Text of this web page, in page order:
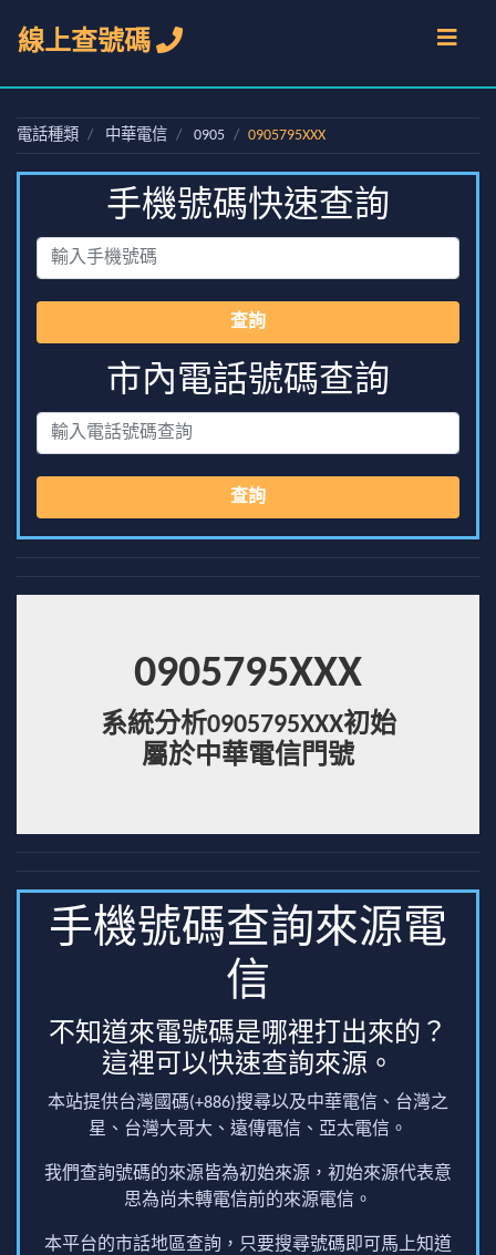
線上查號碼
電話種類 中華電信 0905 0905795XXX
手機號碼快速查詢
查詢
市內電話號碼查詢
查詢
0905795XXX
系統分析0905795XXX初始
屬於中華電信門號
手機號碼查詢來源電
信
不知道來電號碼是哪裡打出來的？
這裡可以快速查詢來源。
本站提供台灣國碼(+886)搜尋以及中華電信、台灣之
星、台灣大哥大、遠傳電信、亞太電信。
我們查詢號碼的來源皆為初始來源，初始來源代表意
思為尚未轉電信前的來源電信。
本平台的市話地區查詢，只要搜尋號碼即可馬上知道